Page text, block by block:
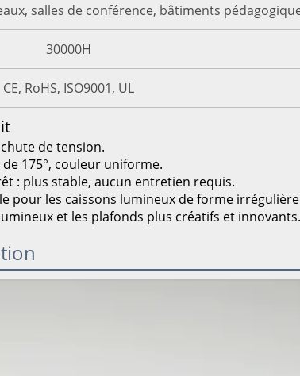
salles de conférence, bâtiments
30000H
CE, RoHS, ISO9001, UL
chute de tension.
de 175°, couleur uniforme.
: plus stable, aucun entretien requis.
pour les caissons lumineux de forme
et les plafonds plus créatifs et innovants.